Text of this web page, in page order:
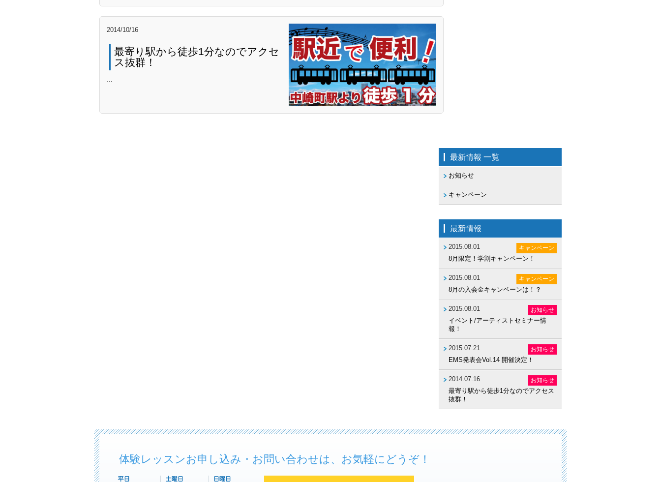
2014/10/16
最寄り駅から徒歩1分なのでアクセ
ス抜群！
...
最新情報 一覧
お知らせ
キャンペーン
最新情報
2015.08.01 キャンペーン
8月限定！学割キャンペーン！
2015.08.01 キャンペーン
8月の入会金キャンペーンは！？
2015.08.01 お知らせ
イベント/アーティストセミナー情
報！
2015.07.21 お知らせ
EMS発表会Vol.14 開催決定！
2014.07.16 お知らせ
最寄り駅から徒歩1分なのでアクセス
抜群！
体験レッスンお申し込み・お問い合わせは、お気軽にどうぞ！